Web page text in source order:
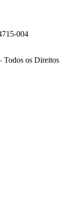
004
Todos os Direitos